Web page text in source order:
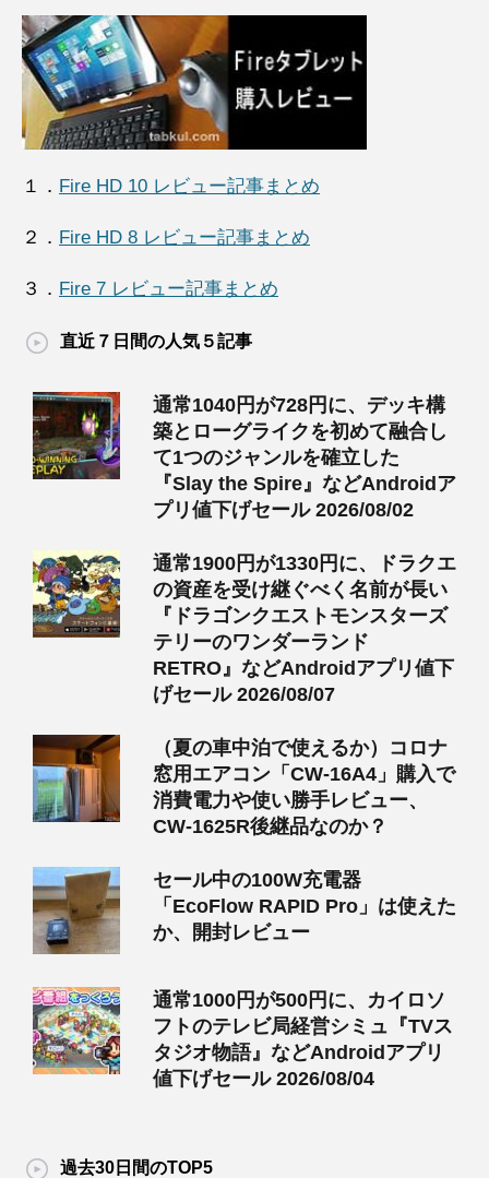
１． Fire HD 10 レビュー記事まとめ
２． Fire HD 8 レビュー記事まとめ
３． Fire 7 レビュー記事まとめ
直近７日間の人気５記事
通常1040円が728円に、デッキ構
築とローグライクを初めて融合し
て1つのジャンルを確立した
『Slay the Spire』などAndroidア
プリ値下げセール 2026/08/02
通常1900円が1330円に、ドラクエ
の資産を受け継ぐべく名前が長い
『ドラゴンクエストモンスターズ
テリーのワンダーランド
RETRO』などAndroidアプリ値下
げセール 2026/08/07
（夏の車中泊で使えるか）コロナ
窓用エアコン「CW-16A4」購入で
消費電力や使い勝手レビュー、
CW-1625R後継品なのか？
セール中の100W充電器
「EcoFlow RAPID Pro」は使えた
か、開封レビュー
通常1000円が500円に、カイロソ
フトのテレビ局経営シミュ『TVス
タジオ物語』などAndroidアプリ
値下げセール 2026/08/04
過去30日間のTOP5